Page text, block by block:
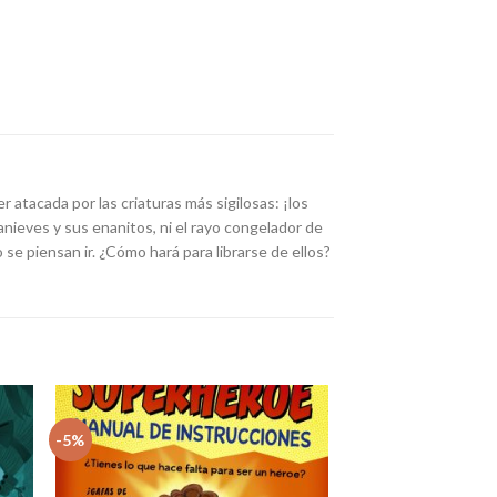
por las criaturas más sigilosas: ¡los
y sus enanitos, ni el rayo congelador de
piensan ir. ¿Cómo hará para librarse de ellos?
-5%
Añadir
a la
lista
de